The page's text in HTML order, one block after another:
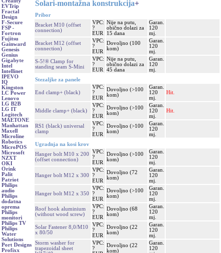
EVTrip
Fractal
Design
F-Secure
FSP -
Fortron
Fujitsu
Gainward
Genesis
Genius
Gigabyte
Intel
Intellinet
IPEVO
IQ
Kingston
LC Power
Lenovo
LG B2B
LG IT
Logitech
MAETONE
Manhattan
Maxell
Microline
Robotics
MicroPOS
Microsoft
NZXT
OKI
Orink
Palit
Patriot
Philips
audio
Philips
dodatna
oprema
Philips
monitori
Philips TV
Philips
Water
Solutions
Port Designs
Profixx
Solari-montažna konstrukcija+
Pribor
Bracket M10 (offset
connection)
VPC:
?
EUR
Nije na putu,
obično dolazi za
15 dana
Garan.
120
mj.
Bracket M12 (offset
connection)
VPC:
?
EUR
Dovoljno (100
kom)
Garan.
120
mj.
S-5!® Clamp for
standing seam S-Mini
VPC:
?
EUR
Nije na putu,
obično dolazi za
45 dana
Garan.
120
mj.
Stezaljke za panele
End clamp+ (black)
VPC:
?
EUR
Dovoljno (>100
kom)
Garan.
120
mj.
Hit.
Middle clamp+ (black)
VPC:
?
EUR
Dovoljno (>100
kom)
Garan.
120
mj.
Hit.
RS1 (black) universal
clamp
VPC:
?
EUR
Dovoljno (>100
kom)
Garan.
120
mj.
Ugradnja na kosi krov
Hanger bolt M10 x 200
(offset connection)
VPC:
?
EUR
Dovoljno (>100
kom)
Garan.
120
mj.
Hanger bolt M12 x 300
VPC:
?
EUR
Dovoljno (72
kom)
Garan.
120
mj.
Hanger bolt M12 x 350
VPC:
?
EUR
Dovoljno (>100
kom)
Garan.
120
mj.
Roof hook aluminium
(without wood screw)
VPC:
?
EUR
Dovoljno (68
kom)
Garan.
120
mj.
Solar Fastener 8,0/M10
x 80/50
VPC:
?
EUR
Dovoljno (22
kom)
Garan.
120
mj.
Storm washer for
trapezoidal sheet
VPC:
?
Dovoljno (22
kom)
Garan.
120